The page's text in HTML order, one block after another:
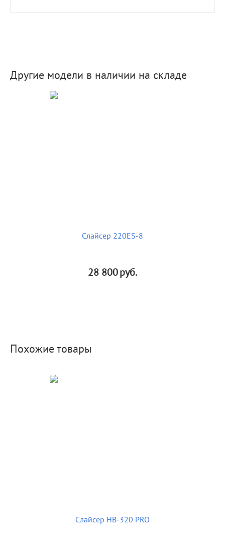
Другие модели в наличии на складе
Слайсер 220ES-8
28 800руб.
Похожие товары
Слайсер HB-320 PRO